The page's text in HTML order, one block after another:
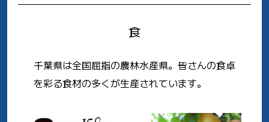
食
千葉県は全国屈指の農林水産県。皆さんの食卓
を彩る食材の多くが生産されています。